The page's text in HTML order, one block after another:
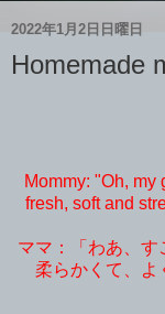
2022年1月2日日曜日
Homemade
Mommy: "Oh,
fresh, soft and
ママ：「わあ、
柔らかくて、